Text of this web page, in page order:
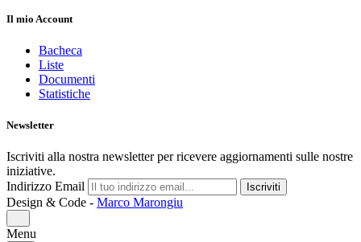
Il mio Account
Bacheca
Liste
Documenti
Statistiche
Newsletter
Iscriviti alla nostra newsletter per ricevere aggiornamenti sulle nostre
iniziative.
Indirizzo Email
Iscriviti
Design & Code - Marco Marongiu
Menu